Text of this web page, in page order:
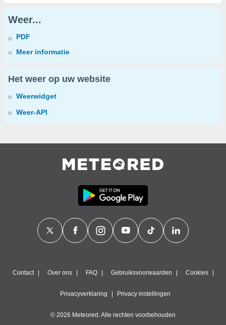
Weer...
PDF
Meer informatie
Het weer op uw website
Weerwidget
Weer-API
Contact Over ons FAQ Gebruiksvoorwaarden Cookies
Privacyverklaring Privacy instellingen
© 2026 Meteored. Alle rechten voorbehouden